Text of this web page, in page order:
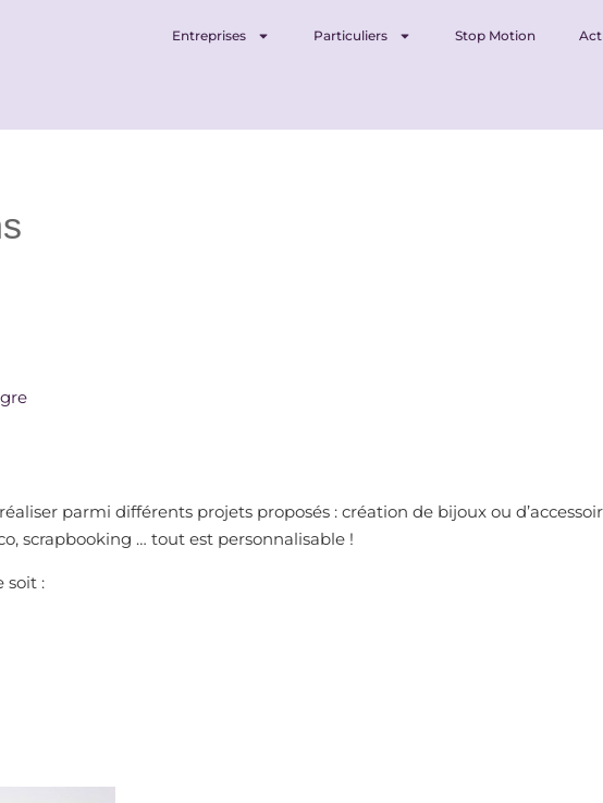
Entreprises Particuliers Stop Motion
parmi différents projets proposés : création de bijoux ou
scrapbooking … tout est personnalisable !
soit :